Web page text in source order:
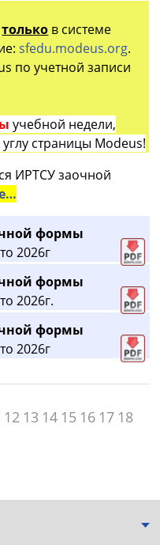
только в системе
sfedu.modeus.org.
по учетной записи
учебной недели,
страницы Modeus!
ИРТСУ заочной
формы
2026г
формы
2026г.
формы
2026г
12 13 14 15 16 17 18